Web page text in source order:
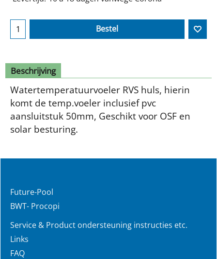
Bestel
Beschrijving
Watertemperatuurvoeler RVS huls, hierin
komt de temp.voeler inclusief pvc
aansluitstuk 50mm, Geschikt voor OSF en
solar besturing.
Future-Pool
BWT- Procopi
Service & Product ondersteuning instructies etc.
Links
FAQ